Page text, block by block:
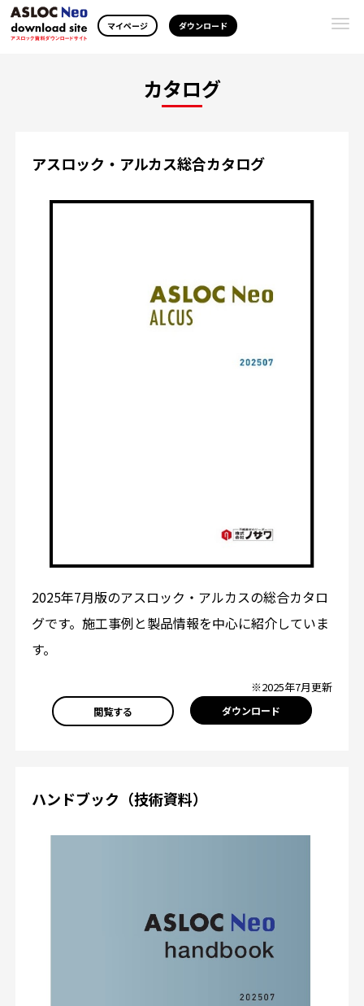
マイページ ダウンロード
カタログ
アスロック・アルカス総合カタログ
2025年7月版のアスロック・アルカスの総合カタロ
グです。施工事例と製品情報を中心に紹介していま
す。
※2025年7月更新
閲覧する ダウンロード
ハンドブック（技術資料）